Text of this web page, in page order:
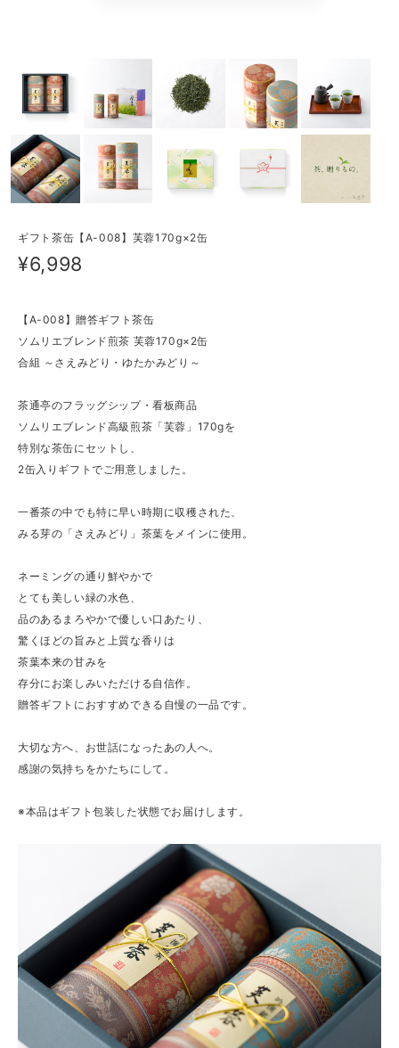
ギフト茶缶【A-008】芙蓉170g×2缶
¥6,998
【A-008】贈答ギフト茶缶
ソムリエブレンド煎茶 芙蓉170g×2缶
合組 ～さえみどり・ゆたかみどり～
茶通亭のフラッグシップ・看板商品
ソムリエブレンド高級煎茶「芙蓉」170gを
特別な茶缶にセットし、
2缶入りギフトでご用意しました。
一番茶の中でも特に早い時期に収穫された、
みる芽の「さえみどり」茶葉をメインに使用。
ネーミングの通り鮮やかで
とても美しい緑の水色、
品のあるまろやかで優しい口あたり、
驚くほどの旨みと上質な香りは
茶葉本来の甘みを
存分にお楽しみいただける自信作。
贈答ギフトにおすすめできる自慢の一品です。
大切な方へ、お世話になったあの人へ。
感謝の気持ちをかたちにして。
※本品はギフト包装した状態でお届けします。